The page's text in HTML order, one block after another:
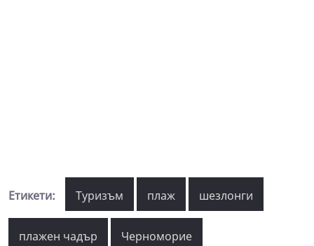
Етикети: Туризъм плаж шезлонги
плажен чадър Черноморие